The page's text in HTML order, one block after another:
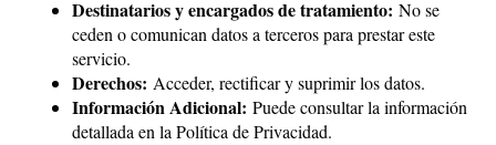
Destinatarios y encargados de tratamiento: No se
ceden o comunican datos a terceros para prestar este
servicio.
Derechos: Acceder, rectificar y suprimir los datos.
Información Adicional: Puede consultar la información
detallada en la Política de Privacidad.